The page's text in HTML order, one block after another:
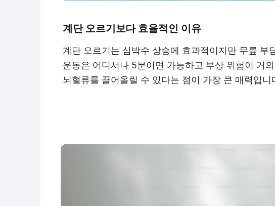
계단 오르기보다 효율적인 이유
계단 오르기는 심박수 상승에 효과적이지만 무릎 부
운동은 어디서나 5분이면 가능하고 부상 위험이 거
뇌혈류를 끌어올릴 수 있다는 점이 가장 큰 매력입니